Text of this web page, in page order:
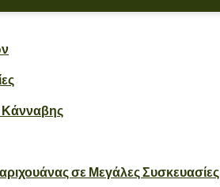
Κάνναβης
σε Μεγάλες Συσκευασίες